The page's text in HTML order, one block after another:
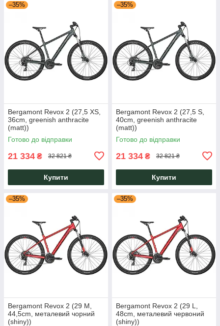
–35%
Bergamont Revox 2 (27,5 XS,
36cm, greenish anthracite
(matt))
Готово до відправки
21 334 ₴ 32 821 ₴
Купити
–35%
Bergamont Revox 2 (27,5 S,
40cm, greenish anthracite
(matt))
Готово до відправки
21 334 ₴ 32 821 ₴
Купити
–35%
Bergamont Revox 2 (29 M,
44,5cm, металевий чорний
(shiny))
–35%
Bergamont Revox 2 (29 L,
48cm, металевий червоний
(shiny))